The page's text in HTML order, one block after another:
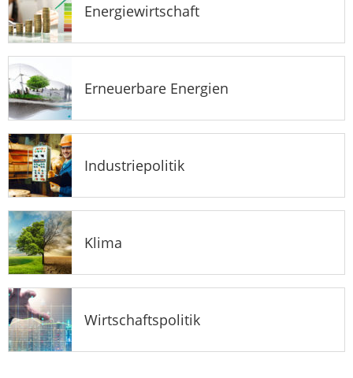
Energiewirtschaft
Erneuerbare Energien
Industriepolitik
Klima
Wirtschaftspolitik